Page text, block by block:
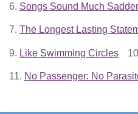
6. Songs Sound Much Sadder
7. The Longest Lasting
9. Like Swimming Circles
11. No Passenger: No